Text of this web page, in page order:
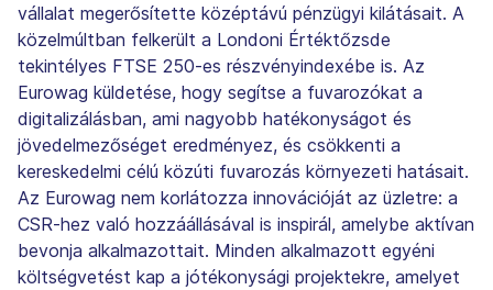
vállalat megerősítette középtávú pénzügyi kilátásait. A
közelmúltban felkerült a Londoni Értéktőzsde
tekintélyes FTSE 250-es részvényindexébe is. Az
Eurowag küldetése, hogy segítse a fuvarozókat a
digitalizálásban, ami nagyobb hatékonyságot és
jövedelmezőséget eredményez, és csökkenti a
kereskedelmi célú közúti fuvarozás környezeti hatásait.
Az Eurowag nem korlátozza innovációját az üzletre: a
CSR-hez való hozzáállásával is inspirál, amelybe aktívan
bevonja alkalmazottait. Minden alkalmazott egyéni
költségvetést kap a jótékonysági projektekre, amelyet